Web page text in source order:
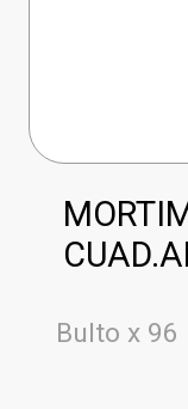
Bulto x 96